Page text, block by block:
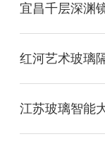
宜昌千层深渊
红河艺术玻璃
江苏玻璃智能